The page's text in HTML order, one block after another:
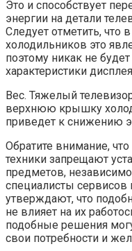
Это и способствует
энергии на детали
Следует отметить,
холодильников это
поэтому никак не
характеристики
Вес. Тяжелый
верхнюю крышку
приведет к снижению
Обратите внимание,
техники запрещают
предметов,
специалисты сервисов
утверждают, что
не влияет на их
подобные решения
свои потребности и